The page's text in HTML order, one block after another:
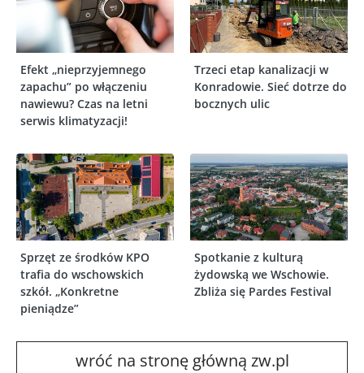
Efekt „nieprzyjemnego
zapachu” po włączeniu
nawiewu? Czas na letni
serwis klimatyzacji!
Trzeci etap kanalizacji w
Konradowie. Sieć dotrze do
bocznych ulic
Sprzęt ze środków KPO
trafia do wschowskich
szkół. „Konkretne
pieniądze”
Spotkanie z kulturą
żydowską we Wschowie.
Zbliża się Pardes Festival
wróć na stronę główną zw.pl